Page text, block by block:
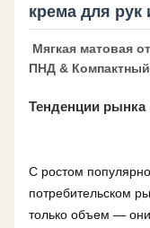
крема для рук
Мягкая матовая
ПНД &
Тенденции рынка
С ростом
потребительском
только объем —